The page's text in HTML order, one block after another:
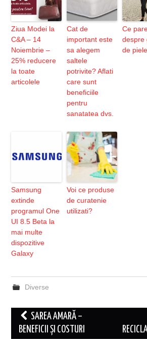
Ziua Modei la
C&A – 14
Noiembrie –
25% reducere
la toate
articolele
Cat de
important este
sa alegem
saltele
potrivite? Aflati
care sunt
beneficiile
pentru
sanatatea dvs.
Ce
despre
de
Samsung
extinde
programul One
UI 8.5 Beta la
mai multe
dispozitive
Galaxy
Voi ce produse
de curatenie
utilizati?
Diverse
Post
navigation
SAREA AMARĂ –
BENEFICII ȘI COSTURI